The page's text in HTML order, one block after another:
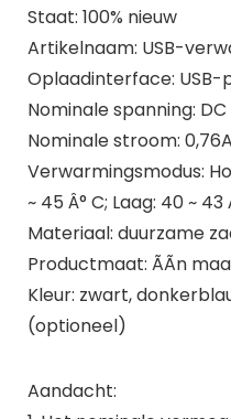
Staat: 100% nieuw
Artikelnaam: USB-
Oplaadinterface: USB-
Nominale spanning: DC
Nominale stroom: 0,76A
Verwarmingsmodus:
~ 45 Â° C; Laag: 40 ~ 43
Materiaal: duurzame
Productmaat: ÃÃn
Kleur: zwart,
(optioneel)
Aandacht: